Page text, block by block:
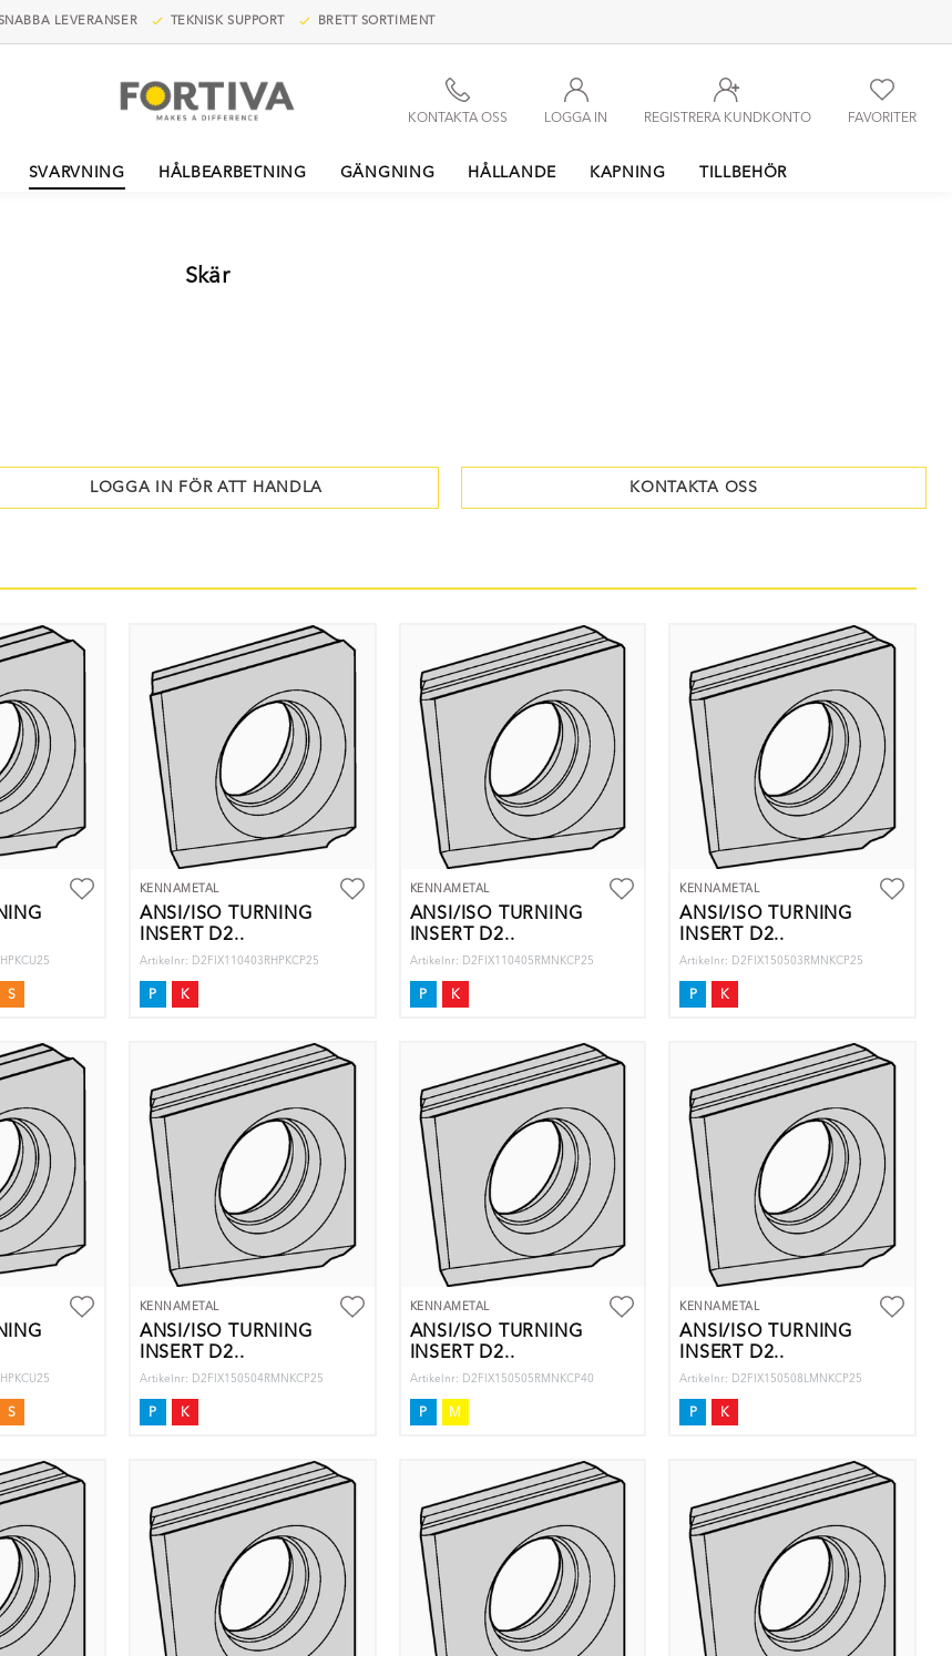
LEVERANSER TEKNISK SUPPORT BRETT SORTIMENT
FAVORITER
REGISTRERA KUNDKONTO
LOGGA IN
KONTAKTA OSS
SVARVNING HÅLBEARBETNING GÄNGNING HÅLLANDE KAPNING TILLBEHÖR
Skär
LOGGA IN FÖR ATT HANDLA KONTAKTA OSS
S
KENNAMETAL
ANSI/ISO TURNING
INSERT D2..
Artikelnr: D2FIX110403RHPKCP25
P K
KENNAMETAL
ANSI/ISO TURNING
INSERT D2..
Artikelnr: D2FIX110405RMNKCP25
P K
KENNAMETAL
ANSI/ISO TURNING
INSERT D2..
Artikelnr: D2FIX150503RMNKCP25
P K
S
KENNAMETAL
ANSI/ISO TURNING
INSERT D2..
Artikelnr: D2FIX150504RMNKCP25
P K
KENNAMETAL
ANSI/ISO TURNING
INSERT D2..
Artikelnr: D2FIX150505RMNKCP40
P M
KENNAMETAL
ANSI/ISO TURNING
INSERT D2..
Artikelnr: D2FIX150508LMNKCP25
P K